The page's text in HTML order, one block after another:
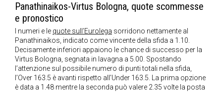
Panathinaikos-Virtus Bologna, quote scommesse
e pronostico
I numeri e le quote sull’Eurolega sorridono nettamente al
Panathinaikos, indicato come vincente della sfida a 1.10.
Decisamente inferiori appaiono le chance di successo per la
Virtus Bologna, segnata in lavagna a 5.00. Spostando
l’attenzione sul possibile numero di punti totali nella sfida,
l’Over 163.5 è avanti rispetto all’Under 163.5. La prima opzione
è data a 1.48 mentre la seconda può valere 2.35 volte la posta